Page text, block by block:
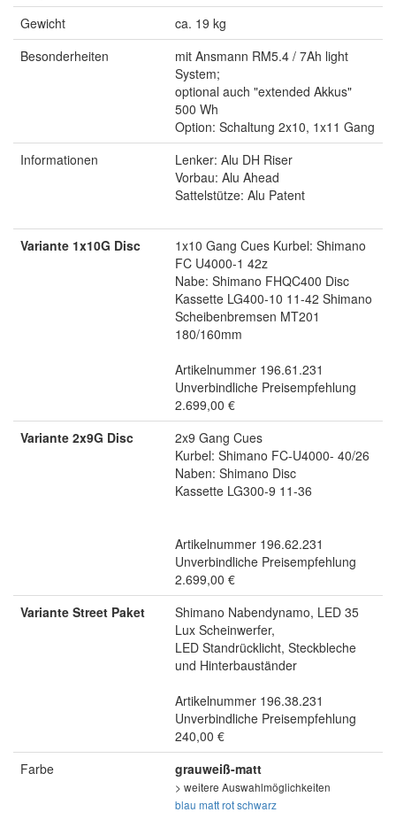
Gewicht
ca. 19 kg
Besonderheiten
mit Ansmann RM5.4 / 7Ah light
System;
optional auch "extended Akkus"
500 Wh
Option: Schaltung 2x10, 1x11 Gang
Informationen
Lenker: Alu DH Riser
Vorbau: Alu Ahead
Sattelstütze: Alu Patent
Variante 1x10G Disc
1x10 Gang Cues Kurbel: Shimano
FC U4000-1 42z
Nabe: Shimano FHQC400 Disc
Kassette LG400-10 11-42 Shimano
Scheibenbremsen MT201
180/160mm
Artikelnummer 196.61.231
Unverbindliche Preisempfehlung
2.699,00 €
Variante 2x9G Disc
2x9 Gang Cues
Kurbel: Shimano FC-U4000- 40/26
Naben: Shimano Disc
Kassette LG300-9 11-36
Artikelnummer 196.62.231
Unverbindliche Preisempfehlung
2.699,00 €
Variante Street Paket
Shimano Nabendynamo, LED 35
Lux Scheinwerfer,
LED Standrücklicht, Steckbleche
und Hinterbauständer
Artikelnummer 196.38.231
Unverbindliche Preisempfehlung
240,00 €
Farbe
grauweiß-matt
> weitere Auswahlmöglichkeiten
blau mattrotschwarz